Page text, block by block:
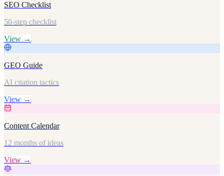
SEO Checklist
50-step checklist
View →
GEO Guide
AI citation tactics
View →
Content Calendar
12 months of ideas
View →